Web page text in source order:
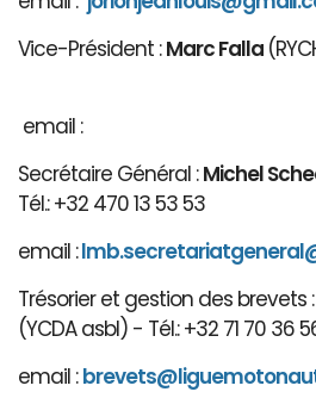
Vice-Président :Marc Falla
email :
Secrétaire Général :Michel
Tél.: +32 470 13 53 53
email :
Trésorier et gestion des brevets :
(YCDA asbl) - Tél.: +32 71 70 36
email :brevets@ligue